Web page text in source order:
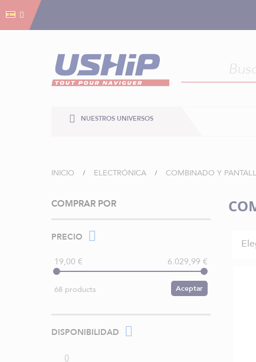
NUESTROS UNIVERSOS
INICIO ELECTRÓNICA COMBINADO Y
COMPRAR POR
PRECIO
19,00 € 6.029,99 €
68 products Aceptar
DISPONIBILIDAD
Gestión de cookies
Gestión de cookies